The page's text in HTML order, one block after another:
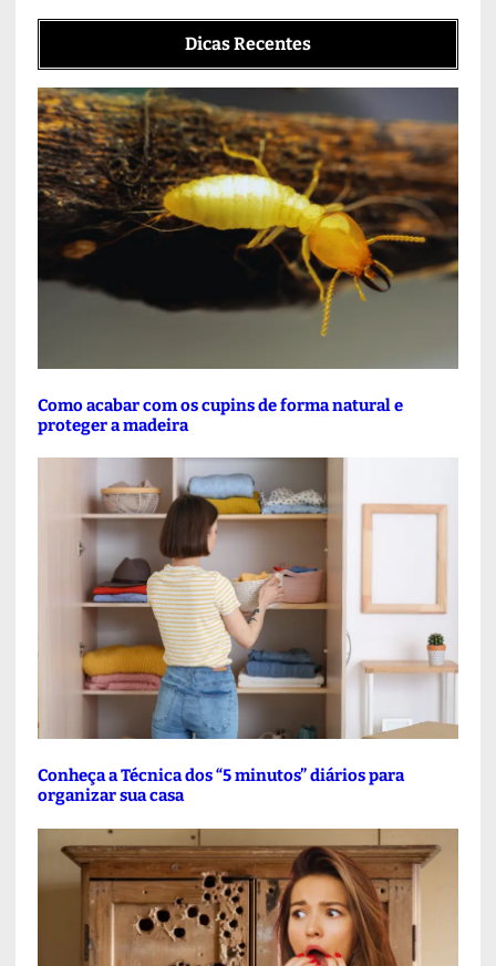
Dicas Recentes
Como acabar com os cupins de forma natural e
proteger a madeira
Conheça a Técnica dos “5 minutos” diários para
organizar sua casa